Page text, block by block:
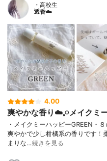
・高校生
透香☁️
4.00
爽やかな香り☁️𓈒𓏸メイクミ
・メイクミーハッピーGREEN
爽やかで少し柑橘系の香りです！
まりな…続きを見る